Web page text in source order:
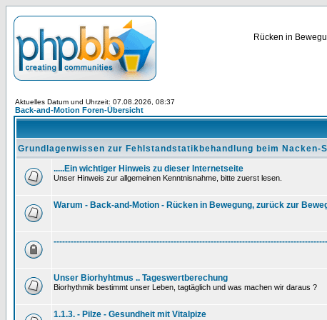
Rücken in
Aktuelles Datum und Uhrzeit: 07.08.2026, 08:37
Back-and-Motion Foren-Übersicht
Grundlagenwissen zur Fehlstandstatikbehandlung beim
.....Ein wichtiger Hinweis zu dieser Internetseite
Unser Hinweis zur allgemeinen Kenntnisnahme, bitte zuerst lesen.
Warum - Back-and-Motion - Rücken in Bewegung, zurück zur
Unser Biorhyhtmus .. Tageswertberechung
Biorhythmik bestimmt unser Leben, tagtäglich und was machen wir daraus ?
1.1.3. - Pilze - Gesundheit mit Vitalpize